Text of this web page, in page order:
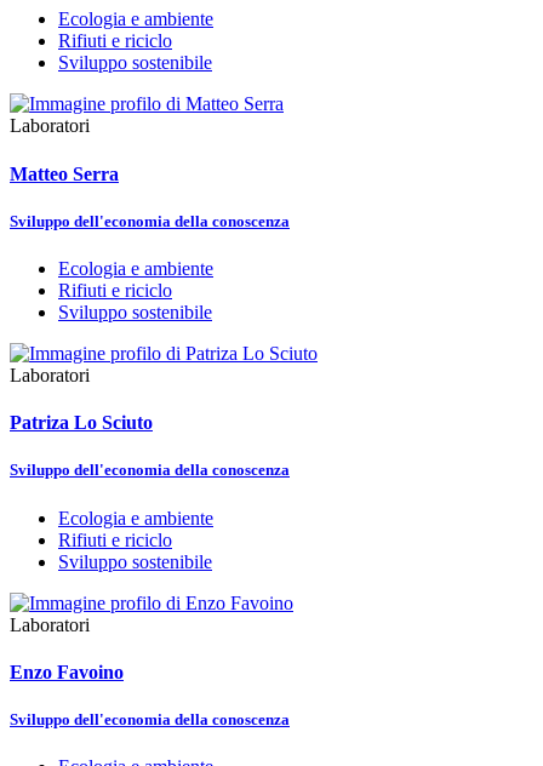
Ecologia e ambiente
Rifiuti e riciclo
Sviluppo sostenibile
Laboratori
Matteo Serra
Sviluppo dell'economia della conoscenza
Ecologia e ambiente
Rifiuti e riciclo
Sviluppo sostenibile
Laboratori
Patriza Lo Sciuto
Sviluppo dell'economia della conoscenza
Ecologia e ambiente
Rifiuti e riciclo
Sviluppo sostenibile
Laboratori
Enzo Favoino
Sviluppo dell'economia della conoscenza